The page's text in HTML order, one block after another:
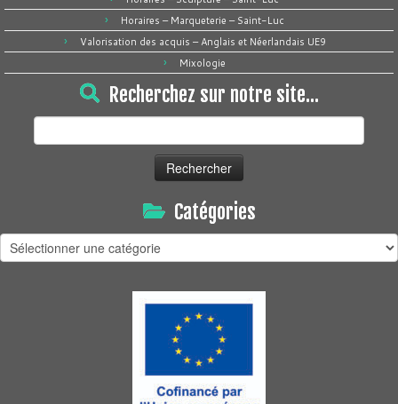
Horaires – Marqueterie – Saint-Luc
Valorisation des acquis – Anglais et Néerlandais UE9
Mixologie
Recherchez sur notre site…
Catégories
Catégories